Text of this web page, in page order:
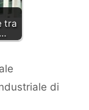
tra
di